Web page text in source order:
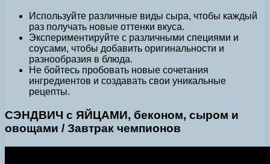
Используйте различные виды сыра, чтобы каждый
раз получать новые оттенки вкуса.
Экспериментируйте с различными специями и
соусами, чтобы добавить оригинальности и
разнообразия в блюда.
Не бойтесь пробовать новые сочетания
ингредиентов и создавать свои уникальные
рецепты.
СЭНДВИЧ с ЯЙЦАМИ, беконом, сыром и
овощами / Завтрак чемпионов